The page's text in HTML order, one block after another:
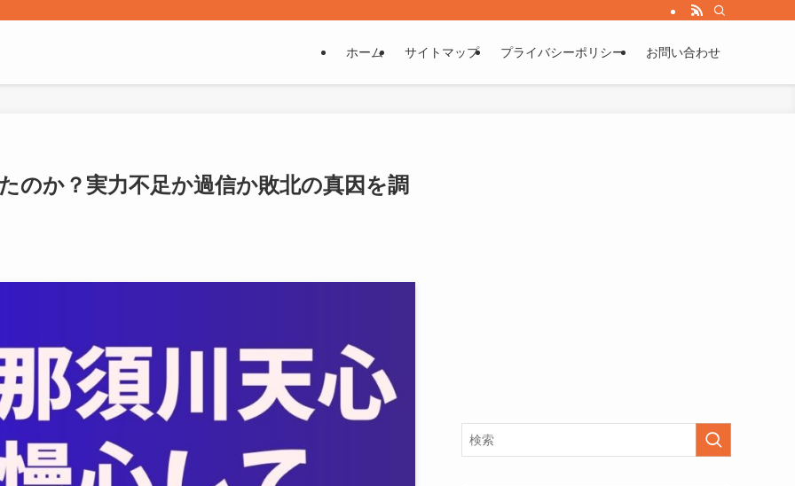
ホーム サイトマップ プライバシーポリシー お問い合わせ
のか？実力不足か過信か敗北の真因を調